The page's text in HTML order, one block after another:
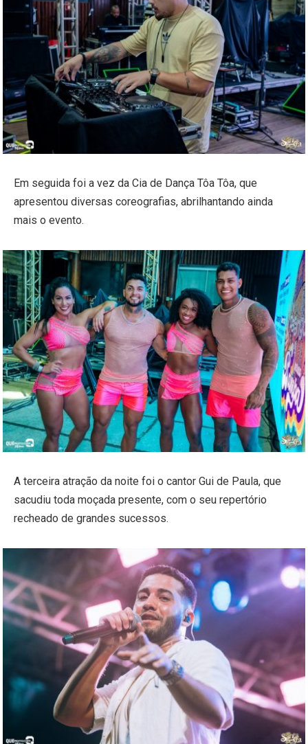
Em seguida foi a vez da Cia de Dança Tôa Tôa, que
apresentou diversas coreografias, abrilhantando ainda
mais o evento.
A terceira atração da noite foi o cantor Gui de Paula, que
sacudiu toda moçada presente, com o seu repertório
recheado de grandes sucessos.